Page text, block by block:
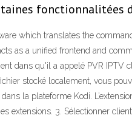
fonctionnalitées
which translates the
as a unified frontend and
dans qu'il a appelé PVR
stocké localement, vous
la plateforme Kodi.
extensions. 3. Sélectionner